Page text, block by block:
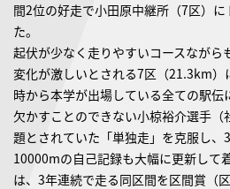
間2位の好走で小田原中継所（7区）
た。
起伏が少なく走りやすいコースながら
変化が激しいとされる7区（21.3km）
時から本学が出場している全ての駅
欠かすことのできない小椋裕介選手（
題とされていた「単独走」を克服し、
10000mの自己記録も大幅に更新して
は、3年連続で走る同区間を区間賞（